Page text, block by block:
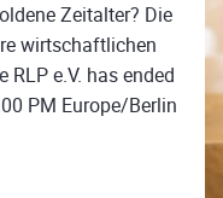
Zeitalter? Die
wirtschaftlichen
e.V. has ended
PM Europe/Berlin